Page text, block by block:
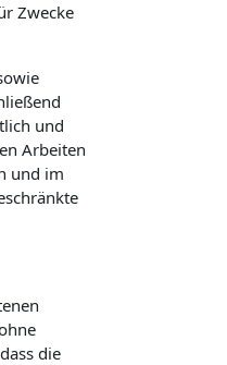
Zwecke
und
Arbeiten
und im
die